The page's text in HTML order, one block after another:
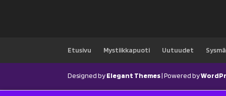
Etusivu Mystiikkapuoti Uutuudet
Designed byElegant Themes| Powered by